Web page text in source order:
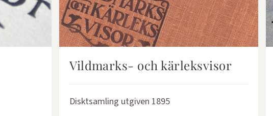
Vildmarks- och kärleksvisor
Disktsamling utgiven 1895